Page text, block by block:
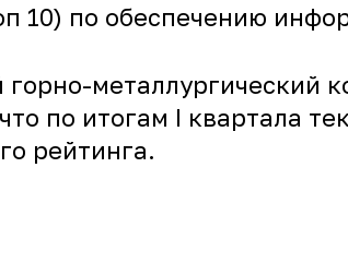
10) по обеспечению
металлургический
по итогам I квартала
рейтинга.